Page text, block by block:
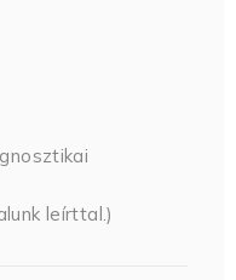
leírttal.)